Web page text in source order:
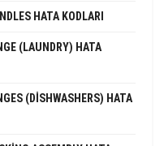
HATA KODLARI
(LAUNDRY) HATA
(DISHWASHERS) HATA